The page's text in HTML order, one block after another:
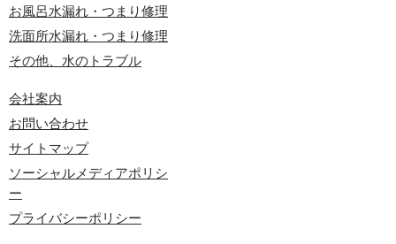
お風呂水漏れ・つまり修理
洗面所水漏れ・つまり修理
その他、水のトラブル
会社案内
お問い合わせ
サイトマップ
ソーシャルメディアポリシ
ー
プライバシーポリシー